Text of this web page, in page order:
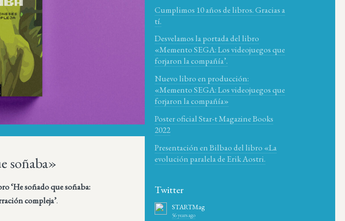
soñaba»
‘He soñado que soñaba:
compleja’.
Cumplimos 10 años de libros. Gracias a
tí.
Desvelamos la portada del libro
«Memento SEGA: Los videojuegos que
forjaron la compañía’.
Nuevo libro en producción:
«Memento SEGA: Los videojuegos que
forjaron la compañía»
Poster oficial Star-t Magazine Books
2022
Presentación en Bilbao del libro «La
evolución paralela de Erik Aostri.
Twitter
STARTMag
56 years ago